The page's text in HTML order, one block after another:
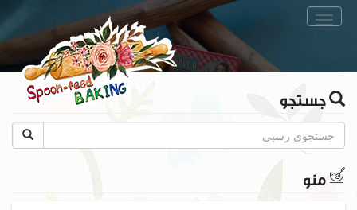
Toggle
جستجو
منو